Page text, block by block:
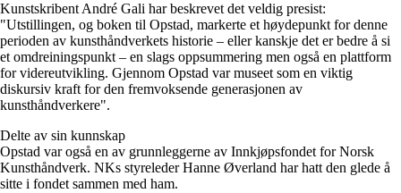
Kunstskribent André Gali har beskrevet det veldig presist:
"Utstillingen, og boken til Opstad, markerte et høydepunkt for denne
perioden av kunsthåndverkets historie – eller kanskje det er bedre å si
et omdreiningspunkt – en slags oppsummering men også en plattform
for videreutvikling. Gjennom Opstad var museet som en viktig
diskursiv kraft for den fremvoksende generasjonen av
kunsthåndverkere".
Delte av sin kunnskap
Opstad var også en av grunnleggerne av Innkjøpsfondet for Norsk
Kunsthåndverk. NKs styreleder Hanne Øverland har hatt den glede å
sitte i fondet sammen med ham.